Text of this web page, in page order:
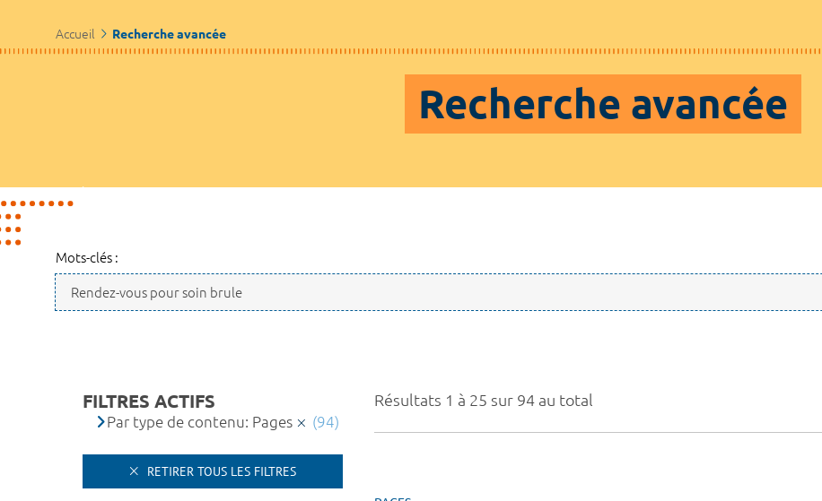
Accueil Recherche avancée
Recherche avancée
Mots-clés :
Résultats 1 à 25 sur 94 au total
FILTRES ACTIFS
Par type de contenu: Pages (94)
RETIRER TOUS LES FILTRES